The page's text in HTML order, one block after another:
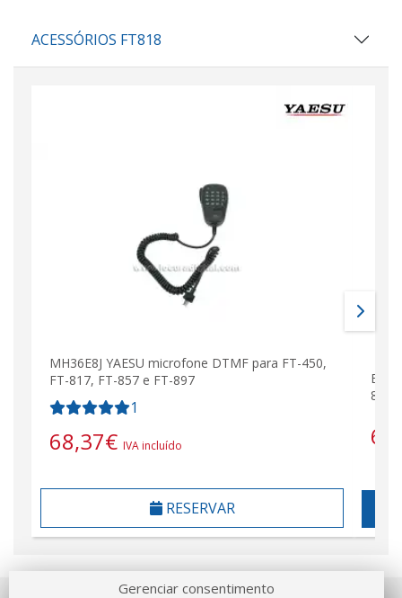
ACESSÓRIOS FT818
MH36E8J YAESU microfone DTMF para FT-450,
FT-817, FT-857 e FT-897
1
68,37€ IVA incluído
RESERVAR
818,
Gerenciar consentimento